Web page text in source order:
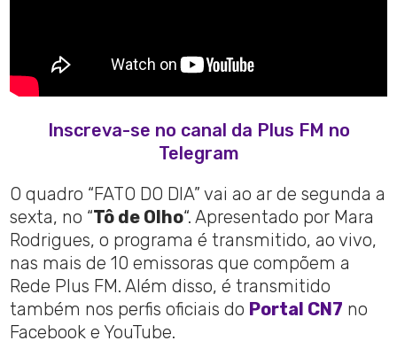
Inscreva-se no canal da Plus FM no
Telegram
O quadro “FATO DO DIA” vai ao ar de segunda a
sexta, no “Tô de Olho“. Apresentado por Mara
Rodrigues, o programa é transmitido, ao vivo,
nas mais de 10 emissoras que compõem a
Rede Plus FM. Além disso, é transmitido
também nos perfis oficiais do Portal CN7 no
Facebook e YouTube.